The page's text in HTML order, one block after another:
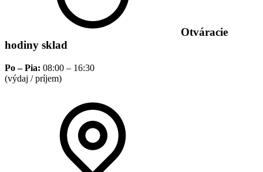
Otváracie
hodiny sklad
Po – Pia: 08:00 – 16:30
(výdaj / príjem)